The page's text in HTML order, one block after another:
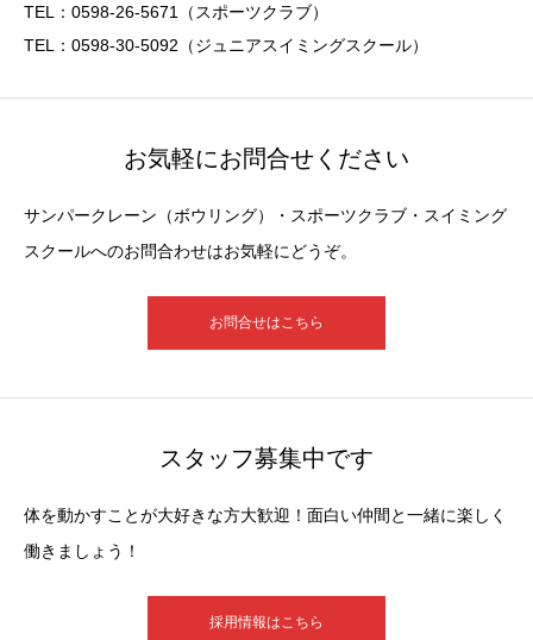
TEL：0598-26-5671（スポーツクラブ）
TEL：0598-30-5092（ジュニアスイミングスクール）
お気軽にお問合せください
サンパークレーン（ボウリング）・スポーツクラブ・スイミング
スクールへのお問合わせはお気軽にどうぞ。
お問合せはこちら
スタッフ募集中です
体を動かすことが大好きな方大歓迎！面白い仲間と一緒に楽しく
働きましょう！
採用情報はこちら